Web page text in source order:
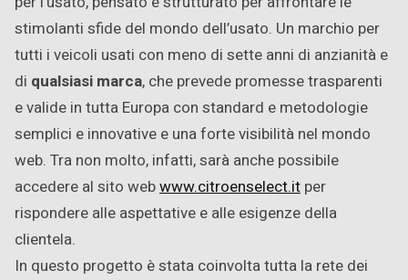
stimolanti sfide del mondo dell’usato. Un marchio per
tutti i veicoli usati con meno di sette anni di anzianità e
di qualsiasi marca, che prevede promesse trasparenti
e valide in tutta Europa con standard e metodologie
semplici e innovative e una forte visibilità nel mondo
web. Tra non molto, infatti, sarà anche possibile
accedere al sito webwww.citroenselect.it per
rispondere alle aspettative e alle esigenze della
clientela.
In questo progetto è stata coinvolta tutta la rete dei